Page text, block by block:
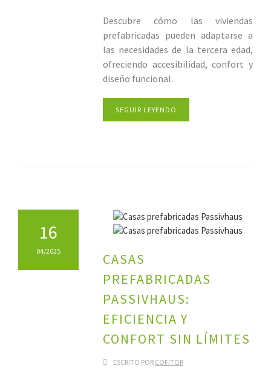
Descubre cómo las viviendas
prefabricadas pueden adaptarse a
las necesidades de la tercera edad,
ofreciendo accesibilidad, confort y
diseño funcional.
SEGUIR LEYENDO
16
04/2025
CASAS
PREFABRICADAS
PASSIVHAUS:
EFICIENCIA Y
CONFORT SIN LÍMITES
ESCRITO POR COFITOR